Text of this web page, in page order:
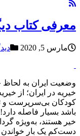
معرفی کتاب
مارس 5, 2020
وضعیت ایران به لحاظ
خیریه در ایران؛ از
کودکان بی‌سرپرست و
باشد بسیار فاصله
خیر هستند، به‌ویژه
دست‌کم یک بار